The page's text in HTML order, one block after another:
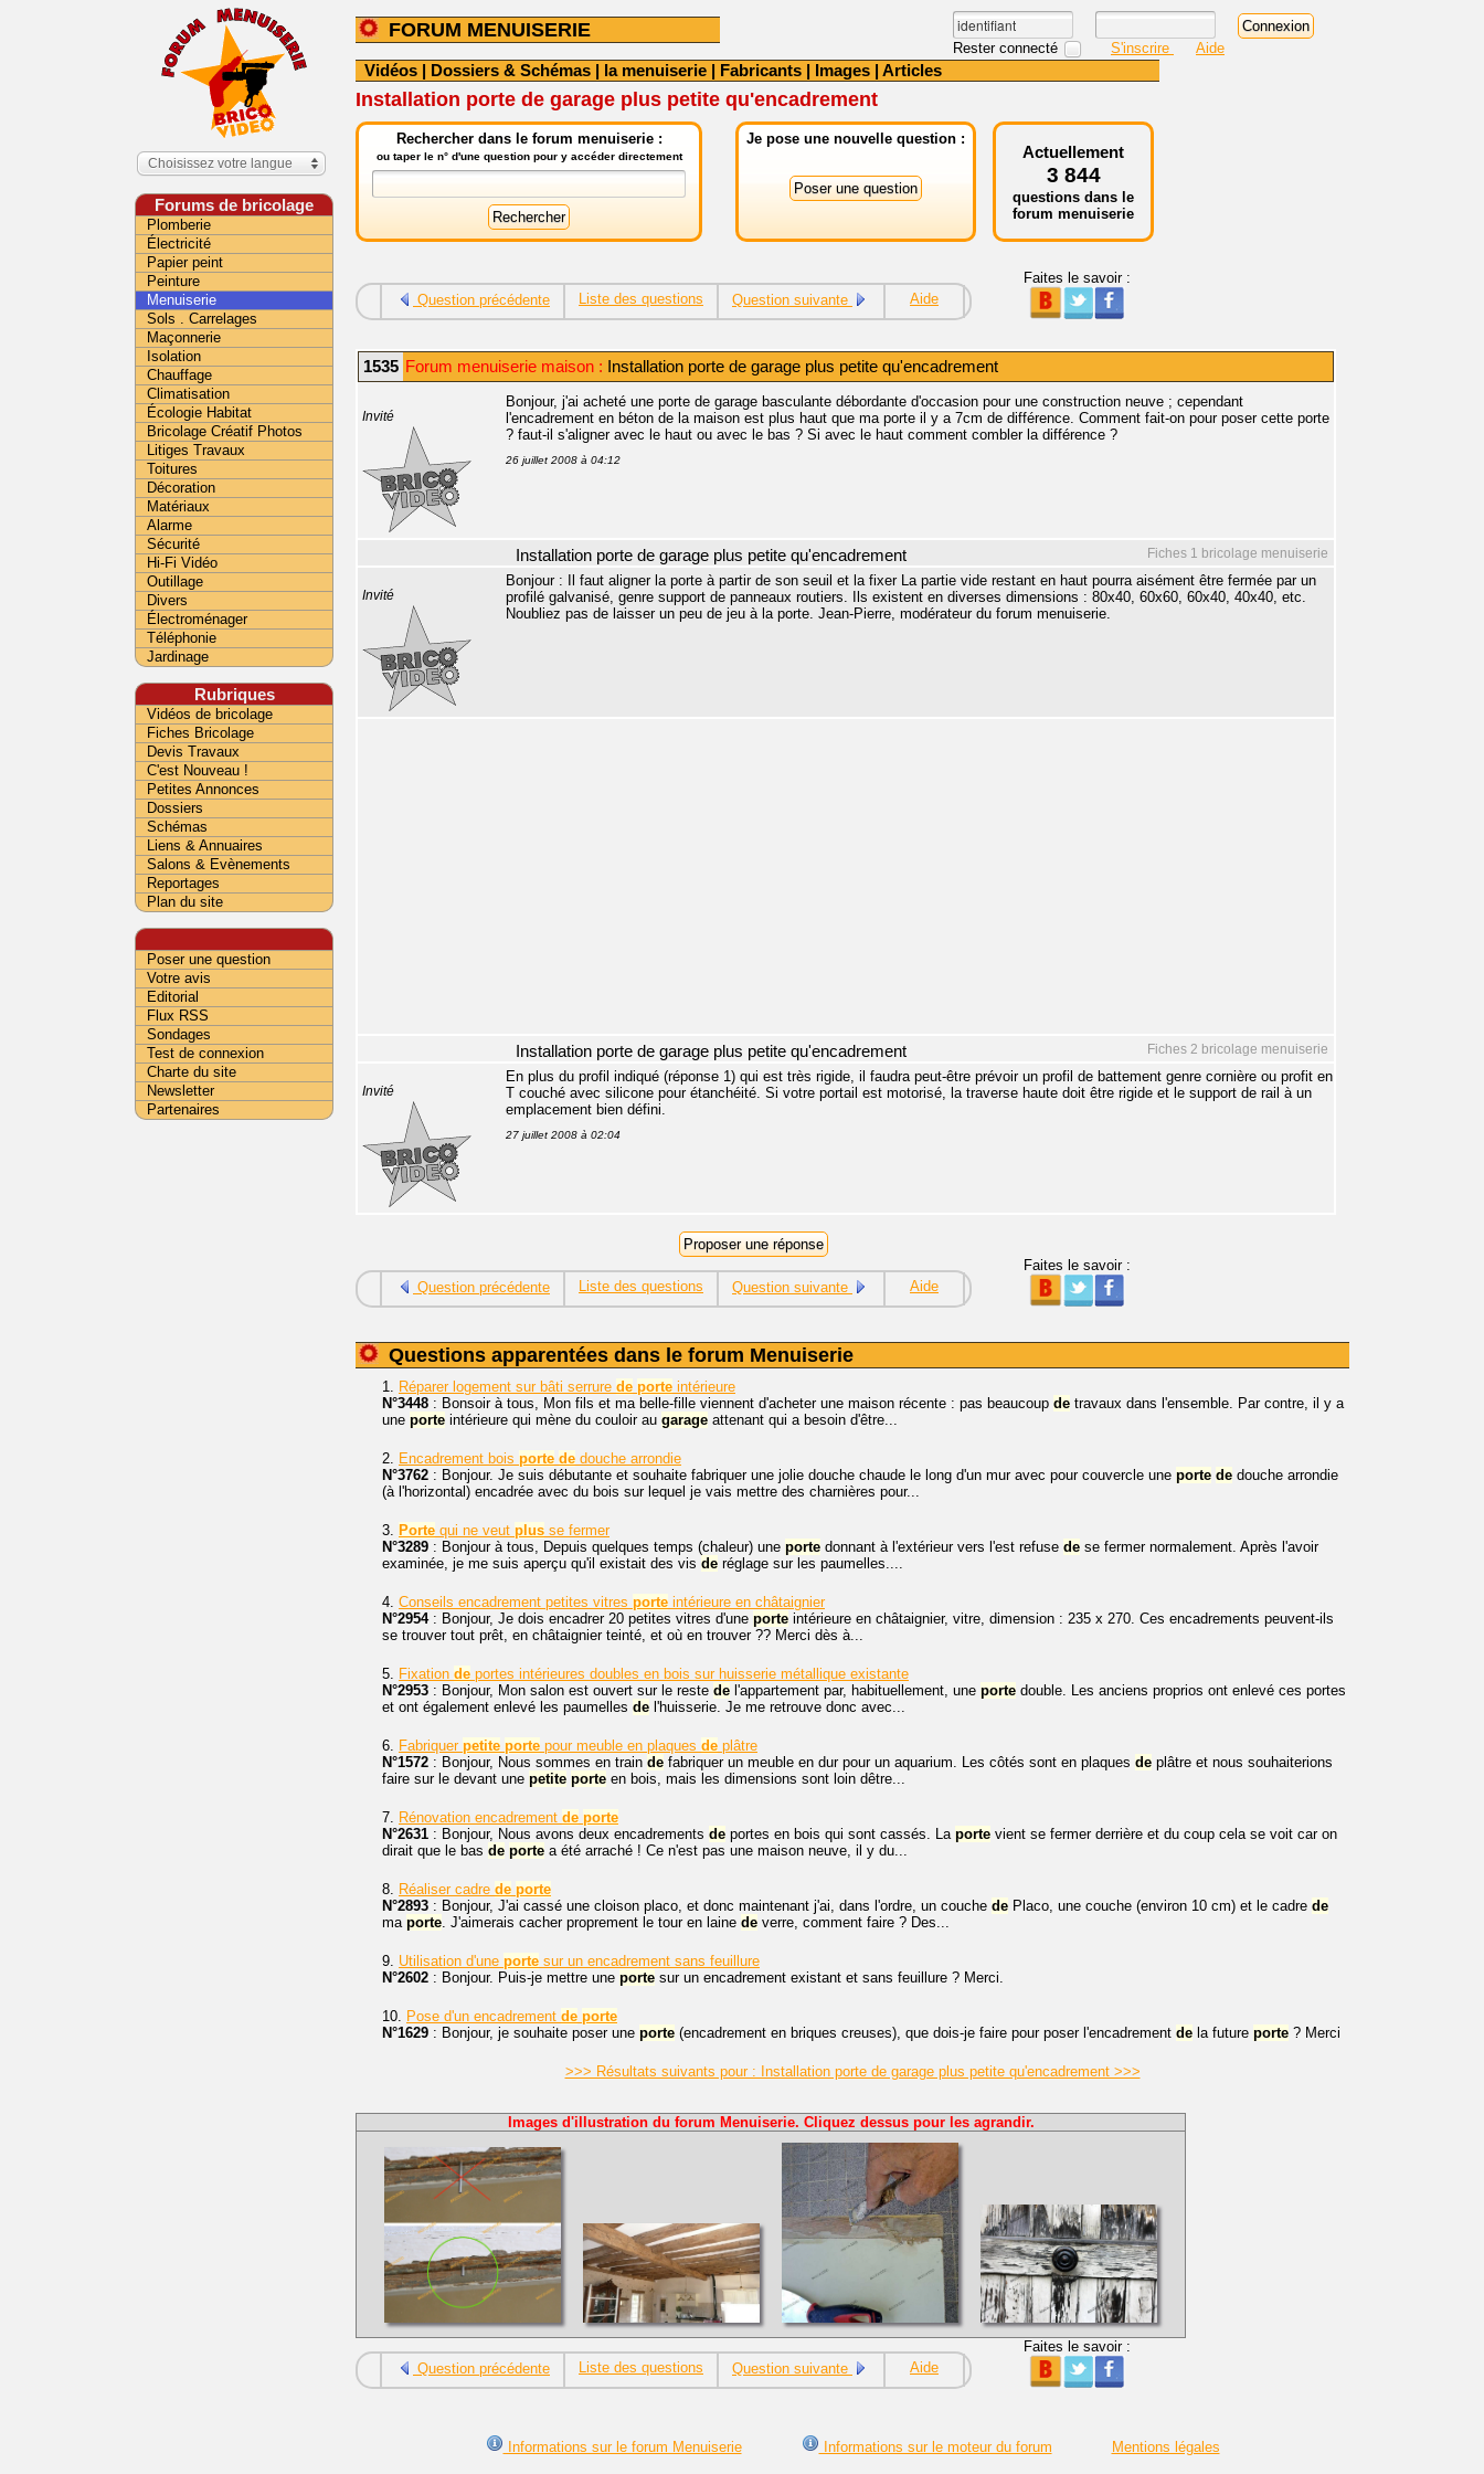
FORUM MENUISERIE
Rester connecté S'inscrire Aide
Vidéos | Dossiers & Schémas | la menuiserie | Fabricants | Images | Articles
Installation porte de garage plus petite qu'encadrement
Rechercher dans le forum menuiserie :
ou taper le n° d'une question pour y accéder directement
Je pose une nouvelle question :
Actuellement
3 844
questions dans le
forum menuiserie
Question précédente Liste des questions Question suivante Aide
Faites le savoir :
1535 Forum menuiserie maison : Installation porte de garage plus petite qu'encadrement
Invité
Bonjour, j'ai acheté une porte de garage basculante débordante d'occasion pour une construction neuve ; cependant
l'encadrement en béton de la maison est plus haut que ma porte il y a 7cm de différence. Comment fait-on pour poser cette porte
? faut-il s'aligner avec le haut ou avec le bas ? Si avec le haut comment combler la différence ?
26 juillet 2008 à 04:12
Fiches 1 bricolage menuiserie
Installation porte de garage plus petite qu'encadrement
Invité
Bonjour : Il faut aligner la porte à partir de son seuil et la fixer La partie vide restant en haut pourra aisément être fermée par un
profilé galvanisé, genre support de panneaux routiers. Ils existent en diverses dimensions : 80x40, 60x60, 60x40, 40x40, etc.
Noubliez pas de laisser un peu de jeu à la porte. Jean-Pierre, modérateur du forum menuiserie.
Fiches 2 bricolage menuiserie
Installation porte de garage plus petite qu'encadrement
Invité
En plus du profil indiqué (réponse 1) qui est très rigide, il faudra peut-être prévoir un profil de battement genre cornière ou profit en
T couché avec silicone pour étanchéité. Si votre portail est motorisé, la traverse haute doit être rigide et le support de rail à un
emplacement bien défini.
27 juillet 2008 à 02:04
Question précédente Liste des questions Question suivante Aide
Faites le savoir :
Questions apparentées dans le forum Menuiserie
1. Réparer logement sur bâti serrure de porte intérieure
N°3448 : Bonsoir à tous, Mon fils et ma belle-fille viennent d'acheter une maison récente : pas beaucoup de travaux dans l'ensemble. Par contre, il y a
une porte intérieure qui mène du couloir au garage attenant qui a besoin d'être...
2. Encadrement bois porte de douche arrondie
N°3762 : Bonjour. Je suis débutante et souhaite fabriquer une jolie douche chaude le long d'un mur avec pour couvercle une porte de douche arrondie
(à l'horizontal) encadrée avec du bois sur lequel je vais mettre des charnières pour...
3. Porte qui ne veut plus se fermer
N°3289 : Bonjour à tous, Depuis quelques temps (chaleur) une porte donnant à l'extérieur vers l'est refuse de se fermer normalement. Après l'avoir
examinée, je me suis aperçu qu'il existait des vis de réglage sur les paumelles....
4. Conseils encadrement petites vitres porte intérieure en châtaignier
N°2954: Bonjour, Je dois encadrer 20 petites vitres d'une porte intérieure en châtaignier, vitre, dimension : 235 x 270. Ces encadrements peuvent-ils
se trouver tout prêt, en châtaignier teinté, et où en trouver ?? Merci dès à...
5. Fixation de portes intérieures doubles en bois sur huisserie métallique existante
N°2953 : Bonjour, Mon salon est ouvert sur le reste de l'appartement par, habituellement, une porte double. Les anciens proprios ont enlevé ces portes
et ont également enlevé les paumelles de l'huisserie. Je me retrouve donc avec...
6. Fabriquer petite porte pour meuble en plaques de plâtre
N°1572 : Bonjour, Nous sommes en train de fabriquer un meuble en dur pour un aquarium. Les côtés sont en plaques de plâtre et nous souhaiterions
faire sur le devant une petite porte en bois, mais les dimensions sont loin dêtre...
7. Rénovation encadrement de porte
N°2631 : Bonjour, Nous avons deux encadrements de portes en bois qui sont cassés. La porte vient se fermer derrière et du coup cela se voit car on
dirait que le bas de porte a été arraché ! Ce n'est pas une maison neuve, il y du...
8. Réaliser cadre de porte
N°2893 : Bonjour, J'ai cassé une cloison placo, et donc maintenant j'ai, dans l'ordre, un couche de Placo, une couche (environ 10 cm) et le cadre de
ma porte. J'aimerais cacher proprement le tour en laine de verre, comment faire ? Des...
9. Utilisation d'une porte sur un encadrement sans feuillure
N°2602 : Bonjour. Puis-je mettre une porte sur un encadrement existant et sans feuillure ? Merci.
10. Pose d'un encadrement de porte
N°1629 : Bonjour, je souhaite poser une porte (encadrement en briques creuses), que dois-je faire pour poser l'encadrement de la future porte ? Merci
>>> Résultats suivants pour : Installation porte de garage plus petite qu'encadrement >>>
Images d'illustration du forum Menuiserie. Cliquez dessus pour les agrandir.
Question précédente Liste des questions Question suivante Aide
Faites le savoir :
Informations sur le forum Menuiserie Informations sur le moteur du forum
Mentions légales
Choisissez votre langue
Forums de bricolage
Plomberie
Électricité
Papier peint
Peinture
Menuiserie
Sols . Carrelages
Maçonnerie
Isolation
Chauffage
Climatisation
Écologie Habitat
Bricolage Créatif Photos
Litiges Travaux
Toitures
Décoration
Matériaux
Alarme
Sécurité
Hi-Fi Vidéo
Outillage
Divers
Électroménager
Téléphonie
Jardinage
Rubriques
Vidéos de bricolage
Fiches Bricolage
Devis Travaux
C'est Nouveau !
Petites Annonces
Dossiers
Schémas
Liens & Annuaires
Salons & Evènements
Reportages
Plan du site
Poser une question
Votre avis
Editorial
Flux RSS
Sondages
Test de connexion
Charte du site
Newsletter
Partenaires